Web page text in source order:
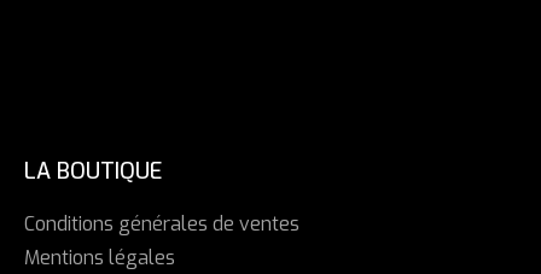
LA BOUTIQUE
Conditions générales de ventes
Mentions légales